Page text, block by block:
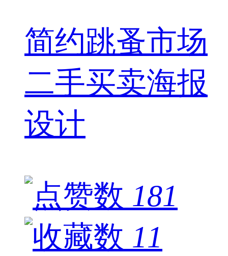
简约跳蚤市场
二手买卖海报
设计
181
11